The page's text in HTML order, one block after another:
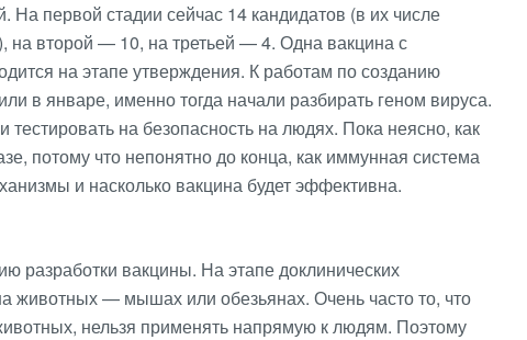
На первой стадии сейчас 14 кандидатов (в их числе
на второй — 10, на третьей — 4. Одна вакцина с
на этапе утверждения. К работам по созданию
в январе, именно тогда начали разбирать геном вируса.
на безопасность на людях. Пока неясно, как
потому что непонятно до конца, как иммунная система
и насколько вакцина будет эффективна.
разработки вакцины. На этапе доклинических
животных — мышах или обезьянах. Очень часто то, что
нельзя применять напрямую к людям. Поэтому